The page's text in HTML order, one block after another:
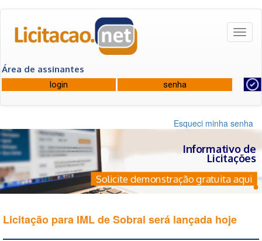
Área de assinantes
Esqueci minha senha
Informativo de
Licitações
Solicite demonstração gratuita aqui
Licitação para IML de Sobral será lançada hoje